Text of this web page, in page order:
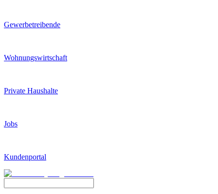
Gewerbetreibende
Wohnungswirtschaft
Private Haushalte
Jobs
Kundenportal